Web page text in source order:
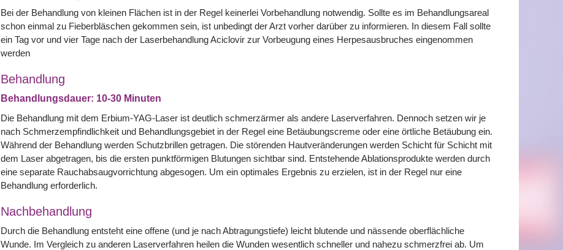
Bei der Behandlung von kleinen Flächen ist in der Regel keinerlei Vorbehandlung notwendig. Sollte es im Behandlungsareal
schon einmal zu Fieberbläschen gekommen sein, ist unbedingt der Arzt vorher darüber zu informieren. In diesem Fall sollte
ein Tag vor und vier Tage nach der Laserbehandlung Aciclovir zur Vorbeugung eines Herpesausbruches eingenommen
werden
Behandlung
Behandlungsdauer: 10-30 Minuten
Die Behandlung mit dem Erbium-YAG-Laser ist deutlich schmerzärmer als andere Laserverfahren. Dennoch setzen wir je
nach Schmerzempfindlichkeit und Behandlungsgebiet in der Regel eine Betäubungscreme oder eine örtliche Betäubung ein.
Während der Behandlung werden Schutzbrillen getragen. Die störenden Hautveränderungen werden Schicht für Schicht mit
dem Laser abgetragen, bis die ersten punktförmigen Blutungen sichtbar sind. Entstehende Ablationsprodukte werden durch
eine separate Rauchabsaugvorrichtung abgesogen. Um ein optimales Ergebnis zu erzielen, ist in der Regel nur eine
Behandlung erforderlich.
Nachbehandlung
Durch die Behandlung entsteht eine offene (und je nach Abtragungstiefe) leicht blutende und nässende oberflächliche
Wunde. Im Vergleich zu anderen Laserverfahren heilen die Wunden wesentlich schneller und nahezu schmerzfrei ab. Um